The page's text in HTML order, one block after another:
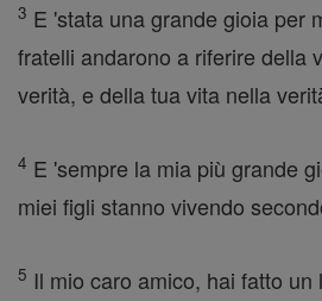
3 E 'stata una grande gioia per
fratelli andarono a riferire della
verità, e della tua vita nella
4 E 'sempre la mia più grande
miei figli stanno vivendo
5 Il mio caro amico, hai fatto un